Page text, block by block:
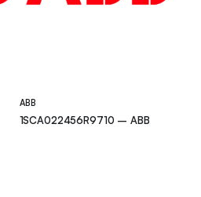
ABB
1SCA022456R9710 – ABB